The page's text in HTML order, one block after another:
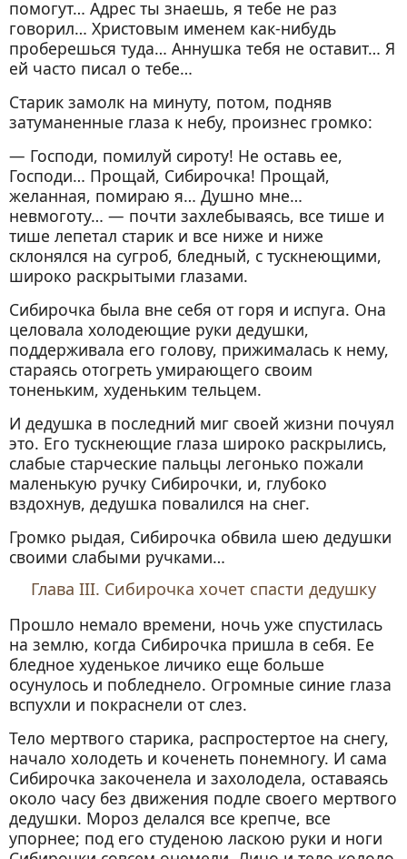
помогут… Адрес ты знаешь, я тебе не раз
говорил… Христовым именем как-нибудь
проберешься туда… Аннушка тебя не оставит… Я
ей часто писал о тебе…
Старик замолк на минуту, потом, подняв
затуманенные глаза к небу, произнес громко:
— Господи, помилуй сироту! Не оставь ее,
Господи… Прощай, Сибирочка! Прощай,
желанная, помираю я… Душно мне…
невмоготу… — почти захлебываясь, все тише и
тише лепетал старик и все ниже и ниже
склонялся на сугроб, бледный, с тускнеющими,
широко раскрытыми глазами.
Сибирочка была вне себя от горя и испуга. Она
целовала холодеющие руки дедушки,
поддерживала его голову, прижималась к нему,
стараясь отогреть умирающего своим
тоненьким, худеньким тельцем.
И дедушка в последний миг своей жизни почуял
это. Его тускнеющие глаза широко раскрылись,
слабые старческие пальцы легонько пожали
маленькую ручку Сибирочки, и, глубоко
вздохнув, дедушка повалился на снег.
Громко рыдая, Сибирочка обвила шею дедушки
своими слабыми ручками…
Глава III. Сибирочка хочет спасти дедушку
Прошло немало времени, ночь уже спустилась
на землю, когда Сибирочка пришла в себя. Ее
бледное худенькое личико еще больше
осунулось и побледнело. Огромные синие глаза
вспухли и покраснели от слез.
Тело мертвого старика, распростертое на снегу,
начало холодеть и коченеть понемногу. И сама
Сибирочка закоченела и захолодела, оставаясь
около часу без движения подле своего мертвого
дедушки. Мороз делался все крепче, все
упорнее; под его студеною ласкою руки и ноги